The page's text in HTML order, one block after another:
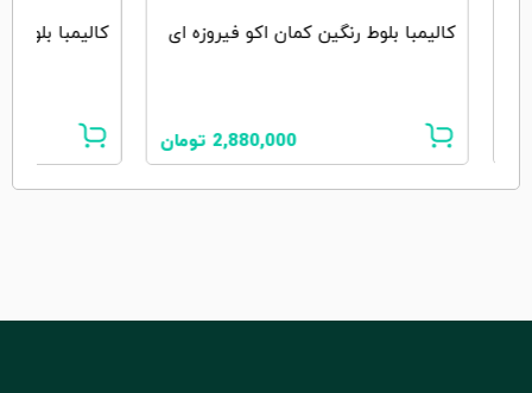
‏کالیمبا بلوط رنگین کمان اکو فیروزه ای
2,880,000 تومان
‏کالیمبا بلوط